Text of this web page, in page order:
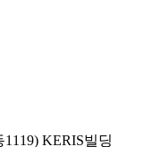
KERIS빌딩